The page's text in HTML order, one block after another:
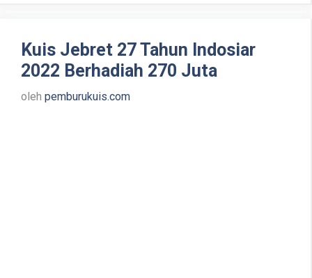
Kuis Jebret 27 Tahun Indosiar
2022 Berhadiah 270 Juta
oleh pemburukuis.com